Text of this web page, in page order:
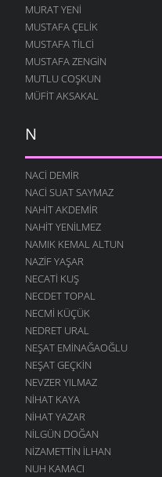
MURAT YENI
MUSTAFA ÇELIK
MUSTAFA TILCI
MUSTAFA ZENGIN
MUTLU COŞKUN
MÜFIT AKSAKAL
N
NACI DEMIR
NACI SUAT SAYMAZ
NAHIT AKDEMIR
NAHIT YENILMEZ
NAMIK KEMAL ALTUN
NAZIF YAŞAR
NECATI KUŞ
NECDET TOPAL
NECMI KÜÇÜK
NEDRET URAL
NEŞAT EMINAĞAOĞLU
NEŞAT GEÇKIN
NEVZER YILMAZ
NIHAT KAYA
NIHAT YAZAR
NILGÜN DOĞAN
NIZAMETTIN İLHAN
NUH KAMACI